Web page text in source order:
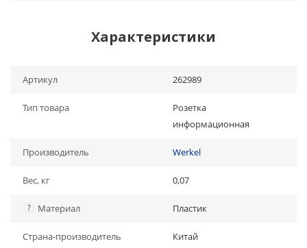
Характеристики
Артикул 262989
Тип товара
Розетка
информационная
Производитель Werkel
Вес, кг 0,07
? Материал Пластик
Страна-производитель Китай